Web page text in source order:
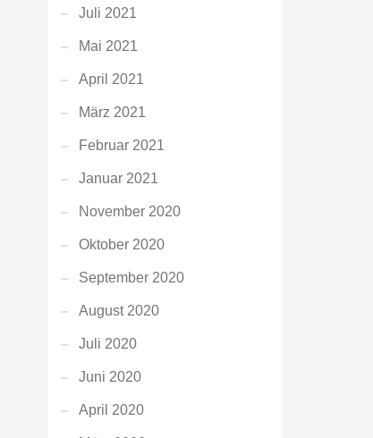
Juli 2021
Mai 2021
April 2021
März 2021
Februar 2021
Januar 2021
November 2020
Oktober 2020
September 2020
August 2020
Juli 2020
Juni 2020
April 2020